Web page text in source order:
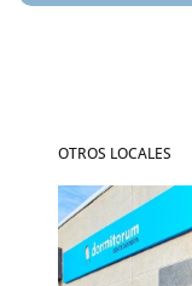
OTROS LOCALES